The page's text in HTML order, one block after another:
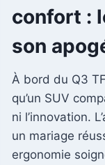
confort :
son
À bord du Q3
qu’un SUV
ni l’innovation.
un mariage
ergonomie